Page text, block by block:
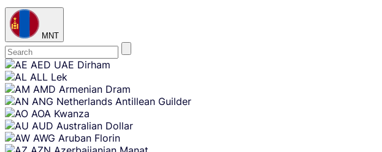
MNT
Skip
content
AED UAE Dirham
ALL Lek
AMD Armenian Dram
ANG Netherlands Antillean Guilder
AOA Kwanza
AUD Australian Dollar
AWG Aruban Florin